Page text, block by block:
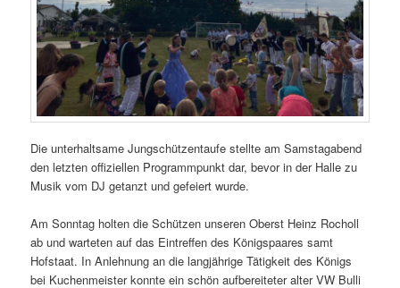
Die unterhaltsame Jungschützentaufe stellte am Samstagabend
den letzten offiziellen Programmpunkt dar, bevor in der Halle zu
Musik vom DJ getanzt und gefeiert wurde.
Am Sonntag holten die Schützen unseren Oberst Heinz Rocholl
ab und warteten auf das Eintreffen des Königspaares samt
Hofstaat. In Anlehnung an die langjährige Tätigkeit des Königs
bei Kuchenmeister konnte ein schön aufbereiteter alter VW Bulli